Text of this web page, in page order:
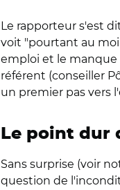
Le rapporteur s'est
voit "pourtant au
emploi et le manque
référent (conseiller
un premier pas vers
Le point dur
Sans surprise (voir
question de